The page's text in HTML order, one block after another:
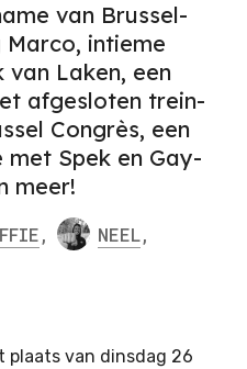
van Brussel-
intieme
van Laken, een
afgesloten trein-
Congrès, een
met Spek en Gay-
meer!
, NEEL,
plaats van dinsdag 26